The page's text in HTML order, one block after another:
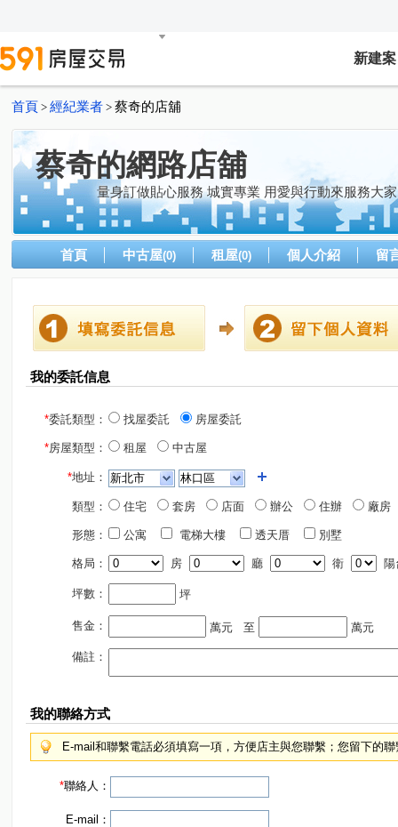
新建案
首頁 > 經紀業者 > 蔡奇的店舖
蔡奇的網路店舖
量身訂做貼心服務 城實專業 用愛與行動來服務大家
首頁 中古屋(0) 租屋(0) 個人介紹 留
我的委託信息
*委託類型： 找屋委託 房屋委託
*房屋類型： 租屋 中古屋
*地址：
類型： 住宅 套房 店面 辦公 住辦 廠房
形態： 公寓 電梯大樓 透天厝 別墅
格局： 房 廳 衛 陽
坪數： 坪
售金： 萬元 至 萬元
備註：
我的聯絡方式
E-mail和聯繫電話必須填寫一項，方便店主與您聯繫；您留下的
*聯絡人：
E-mail：